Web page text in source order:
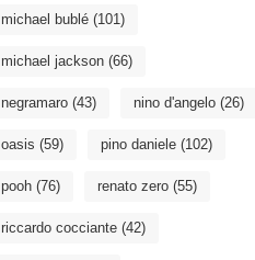
michael bublé (101)
michael jackson (66)
negramaro (43) nino d'angelo (26)
oasis (59) pino daniele (102)
pooh (76) renato zero (55)
riccardo cocciante (42)